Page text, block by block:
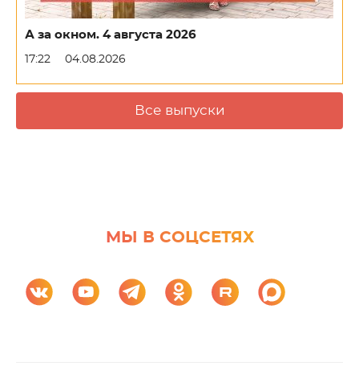
А за окном. 4 августа 2026
17:22 04.08.2026
Все выпуски
МЫ В СОЦСЕТЯХ